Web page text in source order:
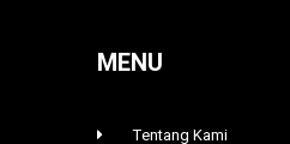
MENU
Tentang Kami